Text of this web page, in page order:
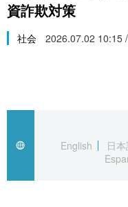
カテゴリー
経済・ビジネス
国際
トップ
アーカイブ
In-depth
Japan Data
経済・ビジネス
資詐欺対策
社会 2026.07.02 10:15
English
日